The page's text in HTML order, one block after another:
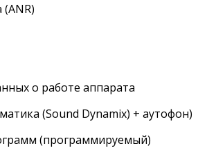
о работе аппарата
(Sound Dynamix) + аутофон)
(программируемый)